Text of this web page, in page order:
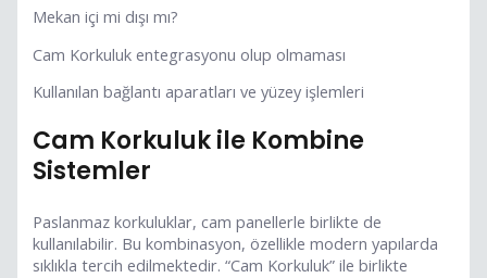
Mekan içi mi dışı mı?
Cam Korkuluk entegrasyonu olup olmaması
Kullanılan bağlantı aparatları ve yüzey işlemleri
Cam Korkuluk ile Kombine
Sistemler
Paslanmaz korkuluklar, cam panellerle birlikte de
kullanılabilir. Bu kombinasyon, özellikle modern yapılarda
sıklıkla tercih edilmektedir. “Cam Korkuluk” ile birlikte